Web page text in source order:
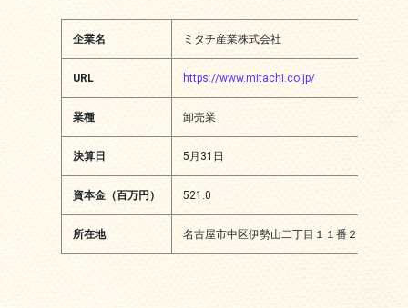
企業名 ミタチ産業株式会社
URL https://www.mitachi.co.jp/
業種 卸売業
決算日 5月31日
資本金（百万円） 521.0
所在地 名古屋市中区伊勢山二丁目１１番２８号